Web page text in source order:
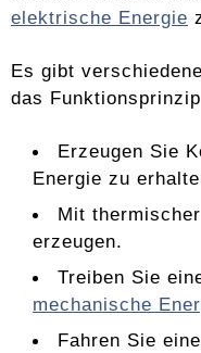
elektrische Energie
Es gibt
das
Erzeugen Sie
Energie zu
Mit
erzeugen.
Treiben Sie
mechanische
Fahren Sie